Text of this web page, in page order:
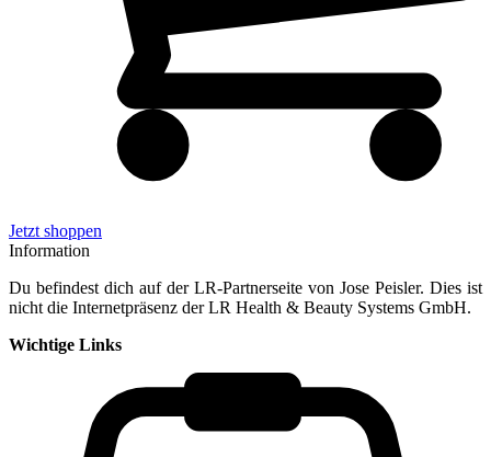
Jetzt shoppen
Information
Du befindest dich auf der LR-Partnerseite von Jose Peisler. Dies ist
nicht die Internetpräsenz der LR Health & Beauty Systems GmbH.
Wichtige Links